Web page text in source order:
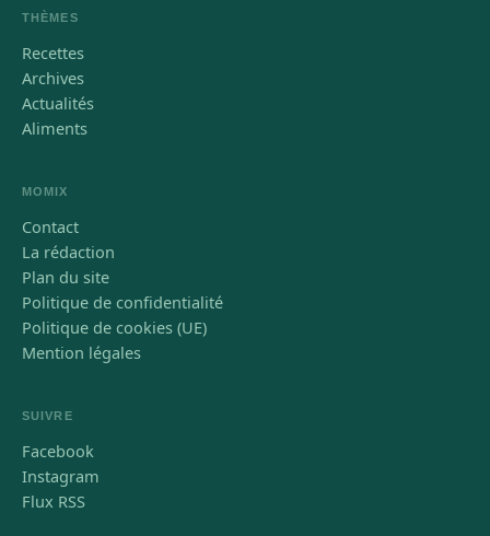
THÈMES
Recettes
Archives
Actualités
Aliments
MOMIX
Contact
La rédaction
Plan du site
Politique de confidentialité
Politique de cookies (UE)
Mention légales
SUIVRE
Facebook
Instagram
Flux RSS